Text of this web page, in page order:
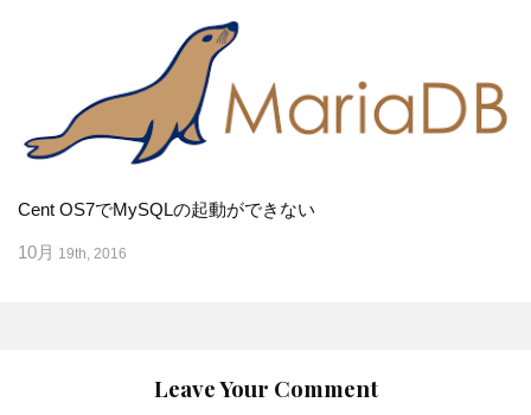
Cent OS7でMySQLの起動ができない
10月 19th, 2016
Leave Your Comment